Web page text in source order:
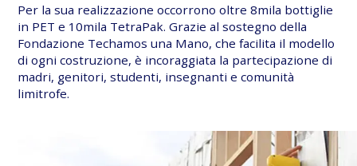
Per la sua realizzazione occorrono oltre 8mila bottiglie
in PET e 10mila TetraPak. Grazie al sostegno della
Fondazione Techamos una Mano, che facilita il modello
di ogni costruzione, è incoraggiata la partecipazione di
madri, genitori, studenti, insegnanti e comunità
limitrofe.